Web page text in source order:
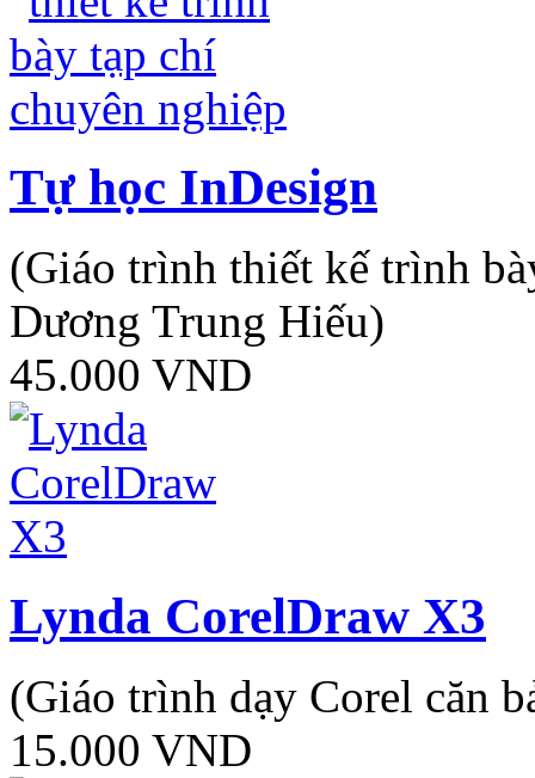
Tự học InDesign
(Giáo trình thiết kế trình
Dương Trung Hiếu)
45.000 VND
Lynda CorelDraw X3
(Giáo trình dạy Corel căn
15.000 VND